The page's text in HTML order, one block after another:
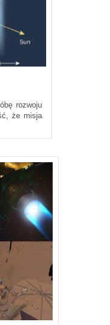
rozwoju
że misja